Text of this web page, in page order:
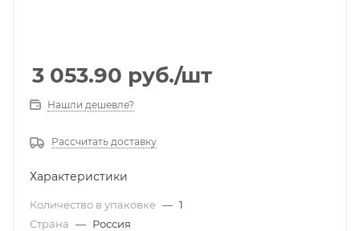
3 053.90 руб./шт
Нашли дешевле?
Рассчитать доставку
Характеристики
Количество в упаковке — 1
Страна — Россия